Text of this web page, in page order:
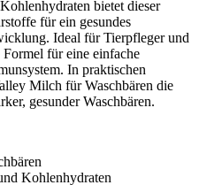
bietet dieser
für ein gesundes
Ideal für Tierpfleger und
für eine einfache
In praktischen
Milch für Waschbären die
gesunder Waschbären.
Kohlenhydraten